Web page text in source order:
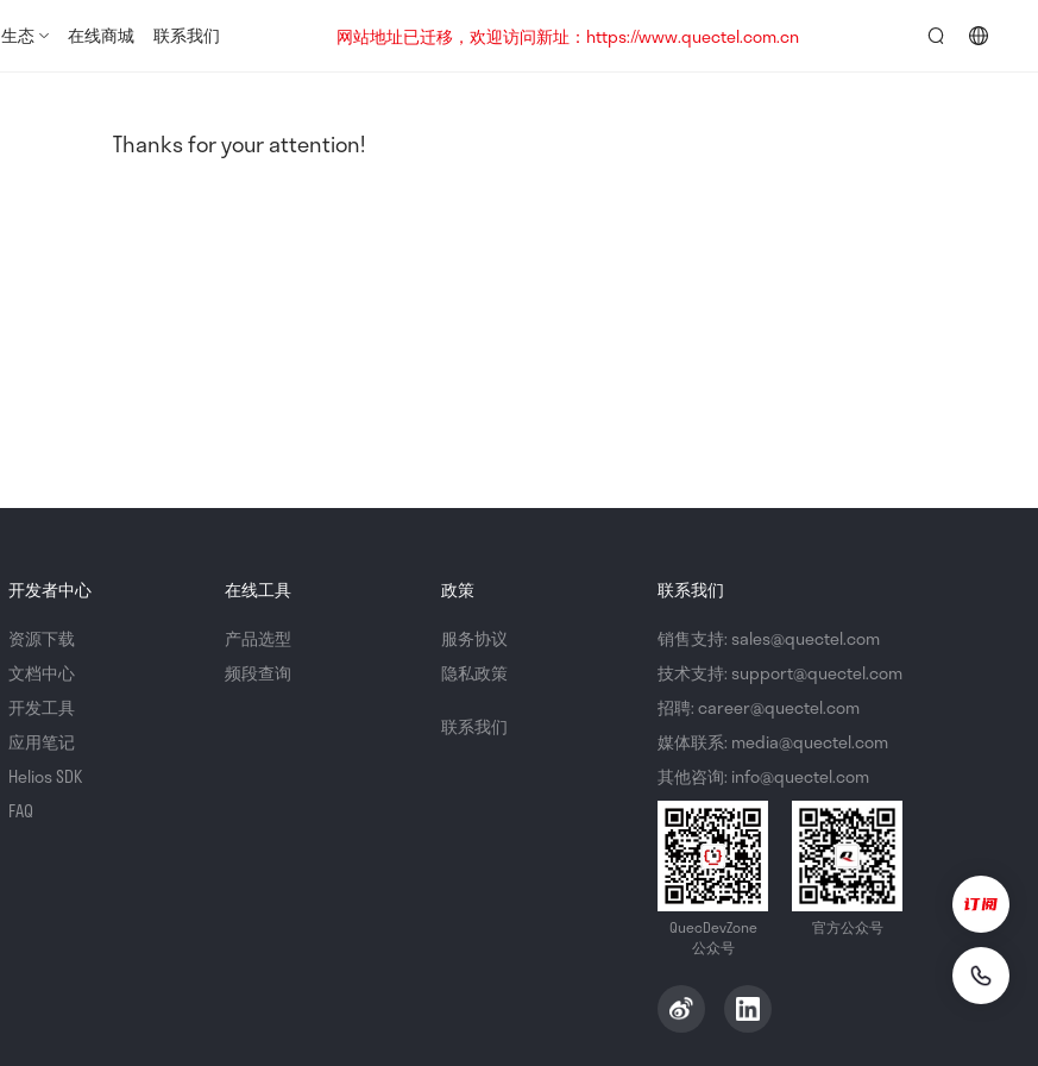
生态 在线商城 联系我们
网站地址已迁移，欢迎访问新址：https://www.quectel.com.cn
Thanks for your attention!
开发者中心
资源下载
文档中心
开发工具
应用笔记
Helios SDK
FAQ
在线工具
产品选型
频段查询
政策
服务协议
隐私政策
联系我们
联系我们
销售支持: sales@quectel.com
技术支持: support@quectel.com
招聘: career@quectel.com
媒体联系: media@quectel.com
其他咨询: info@quectel.com
QuecDevZone
公众号
官方公众号